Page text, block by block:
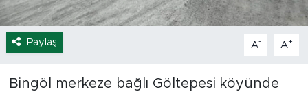
Paylaş A- A+
Bingöl merkeze bağlı Göltepesi köyünde
Eğitim
Ekonomi
Hava Durumu